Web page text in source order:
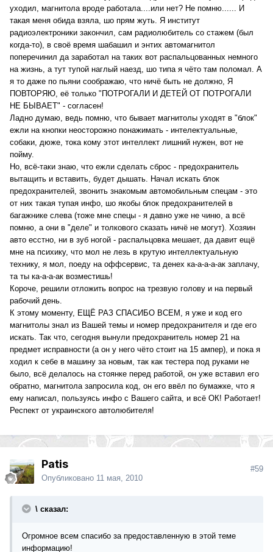
уходил, магнитола вроде работала....или нет? Не помню...... И
такая меня обида взяла, шо прям жуть. Я институт
радиоэлектроники закончил, сам радиолюбитель со стажем (был
когда-то), в своё время шабашил и энтих автомагнитол
поперечинил да заработал на таких вот распальцованных немного
на жизнь, а тут тупой наглый наезд, шо типа я чёто там поломал. А
я то даже по пьяни соображаю, что ничё быть не должно, Я
ПОВТОРЯЮ, её только "ПОТРОГАЛИ И ДЕТЕЙ ОТ ПОТРОГАЛИ
НЕ БЫВАЕТ" - согласен!
Ладно думаю, ведь помню, что бывает магнитолы уходят в "блок"
ежли на кнопки неосторожно понажимать - интелектуальные,
собаки, дюже, тока кому этот интеллект лишний нужен, вот не
пойму.
Но, всё-таки знаю, что ежли сделать сброс - предохранитель
вытащить и вставить, будет дышать. Начал искать блок
предохранителей, звонить знакомым автомобильным спецам - это
от них такая тупая инфо, шо якобы блок предохранителей в
багажнике слева (тоже мне спецы - я давно уже не чиню, а всё
помню, а они в "деле" и толкового сказать ничё не могут). Хозяин
авто есстно, ни в зуб ногой - распальцовка мешает, да давит ещё
мне на психику, что мол не лезь в крутую интеллектуальную
технику, я мол, поеду на оффсервис, та денех ка-а-а-а-ак заплачу,
та ты ка-а-а-ак возместишь!
Короче, решили отложить вопрос на трезвую голову и на первый
рабочий день.
К этому моменту, ЕЩЁ РАЗ СПАСИБО ВСЕМ, я уже и код его
магнитолы знал из Вашей темы и номер предохранителя и где его
искать. Так что, сегодня вынули предохранитель номер 21 на
предмет исправности (а он у него чёто стоит на 15 ампер), и пока я
ходил к себе в машину за новым, так как тестера под руками не
было, всё делалось на стоянке перед работой, он уже вставил его
обратно, магнитола запросила код, он его ввёл по бумажке, что я
ему написал, пользуясь инфо с Вашего сайта, и всё ОК! Работает!
Респект от украинского автолюбителя!
Patis
Опубликовано 11 мая, 2010
#59
\ сказал:
Огромное всем спасибо за предоставленную в этой теме
информацию!